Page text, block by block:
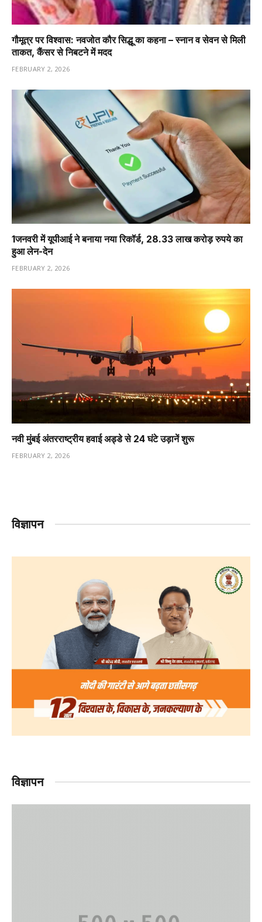
गौमूत्र पर विश्वास: नवजोत कौर सिद्धू का कहना – स्नान व सेवन से मिली
ताकत, कैंसर से निबटने में मदद
FEBRUARY 2, 2026
1️जनवरी में यूपीआई ने बनाया नया रिकॉर्ड, 28.33 लाख करोड़ रुपये का
हुआ लेन-देन
FEBRUARY 2, 2026
नवी मुंबई अंतरराष्ट्रीय हवाई अड्डे से 24 घंटे उड़ानें शुरू
FEBRUARY 2, 2026
विज्ञापन
विज्ञापन